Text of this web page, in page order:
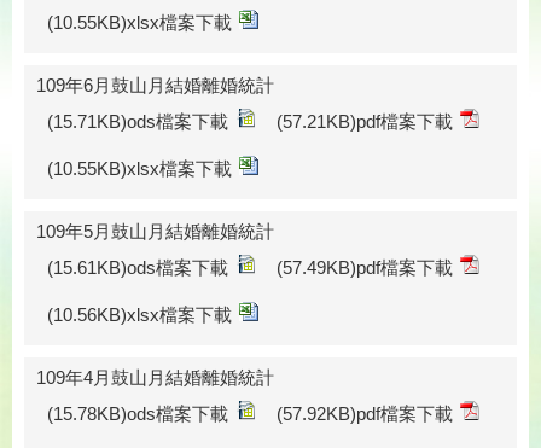
(10.55KB)xlsx檔案下載
109年6月鼓山月結婚離婚統計
(15.71KB)ods檔案下載
(57.21KB)pdf檔案下載
(10.55KB)xlsx檔案下載
109年5月鼓山月結婚離婚統計
(15.61KB)ods檔案下載
(57.49KB)pdf檔案下載
(10.56KB)xlsx檔案下載
109年4月鼓山月結婚離婚統計
(15.78KB)ods檔案下載
(57.92KB)pdf檔案下載